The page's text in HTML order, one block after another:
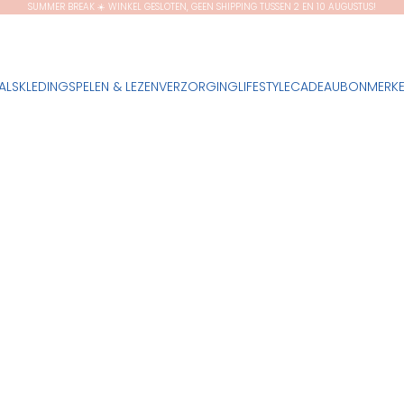
SUMMER BREAK ☀️ WINKEL GESLOTEN, GEEN SHIPPING TUSSEN 2 EN 10 AUGUSTUS!
KLEDINGSPELEN & LEZENVERZORGINGLIFESTYLECADEAUBON